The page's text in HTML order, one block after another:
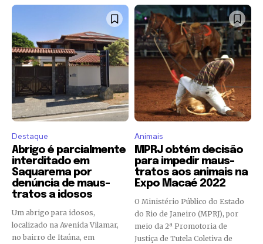
Destaque
Abrigo é parcialmente
interditado em
Saquarema por
denúncia de maus-
tratos a idosos
Um abrigo para idosos,
localizado na Avenida Vilamar,
no bairro de Itaúna, em
Animais
MPRJ obtém decisão
para impedir maus-
tratos aos animais na
Expo Macaé 2022
O Ministério Público do Estado
do Rio de Janeiro (MPRJ), por
meio da 2ª Promotoria de
Justiça de Tutela Coletiva de